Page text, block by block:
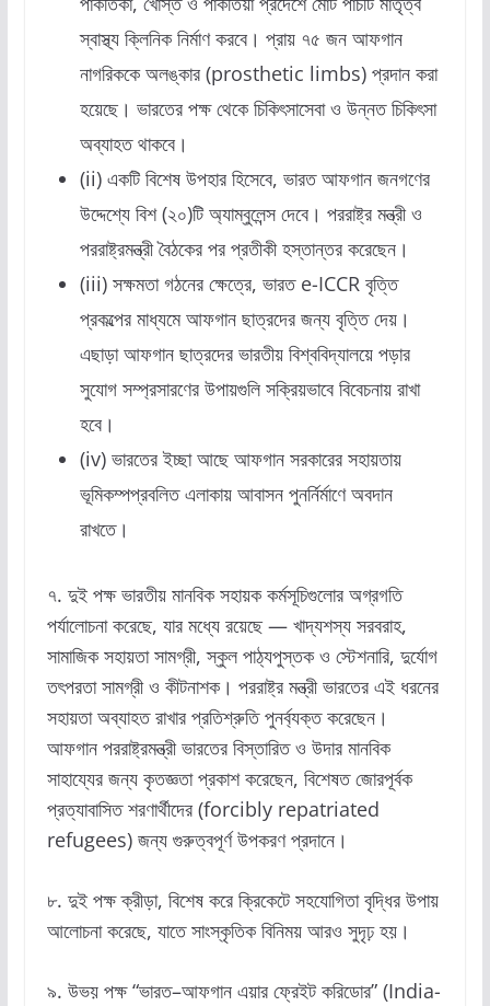
স্বাস্থ্য ক্লিনিক নির্মাণ করবে। প্রায় ৭৫ জন আফগান
নাগরিককে অলঙ্কার (prosthetic limbs) প্রদান করা
হয়েছে। ভারতের পক্ষ থেকে চিকিৎসাসেবা ও উন্নত চিকিৎসা
অব্যাহত থাকবে।
(ii) একটি বিশেষ উপহার হিসেবে, ভারত আফগান জনগণের
উদ্দেশ্যে বিশ (২০)টি অ্যাম্বুলেন্স দেবে। পররাষ্ট্র মন্ত্রী ও
পররাষ্ট্রমন্ত্রী বৈঠকের পর প্রতীকী হস্তান্তর করেছেন।
(iii) সক্ষমতা গঠনের ক্ষেত্রে, ভারত e-ICCR বৃত্তি
প্রকল্পের মাধ্যমে আফগান ছাত্রদের জন্য বৃত্তি দেয়।
এছাড়া আফগান ছাত্রদের ভারতীয় বিশ্ববিদ্যালয়ে পড়ার
সুযোগ সম্প্রসারণের উপায়গুলি সক্রিয়ভাবে বিবেচনায় রাখা
হবে।
(iv) ভারতের ইচ্ছা আছে আফগান সরকারের সহায়তায়
ভূমিকম্পপ্রবলিত এলাকায় আবাসন পুনর্নির্মাণে অবদান
রাখতে।
৭. দুই পক্ষ ভারতীয় মানবিক সহায়ক কর্মসূচিগুলোর অগ্রগতি
পর্যালোচনা করেছে, যার মধ্যে রয়েছে — খাদ্যশস্য সরবরাহ,
সামাজিক সহায়তা সামগ্রী, স্কুল পাঠ্যপুস্তক ও স্টেশনারি, দুর্যোগ
তৎপরতা সামগ্রী ও কীটনাশক। পররাষ্ট্র মন্ত্রী ভারতের এই ধরনের
সহায়তা অব্যাহত রাখার প্রতিশ্রুতি পুনর্ব্যক্ত করেছেন।
আফগান পররাষ্ট্রমন্ত্রী ভারতের বিস্তারিত ও উদার মানবিক
সাহায্যের জন্য কৃতজ্ঞতা প্রকাশ করেছেন, বিশেষত জোরপূর্বক
প্রত্যাবাসিত শরণার্থীদের (forcibly repatriated
refugees) জন্য গুরুত্বপূর্ণ উপকরণ প্রদানে।
৮. দুই পক্ষ ক্রীড়া, বিশেষ করে ক্রিকেটে সহযোগিতা বৃদ্ধির উপায়
আলোচনা করেছে, যাতে সাংস্কৃতিক বিনিময় আরও সুদৃঢ় হয়।
৯. উভয় পক্ষ “ভারত–আফগান এয়ার ফ্রেইট করিডোর” (India-